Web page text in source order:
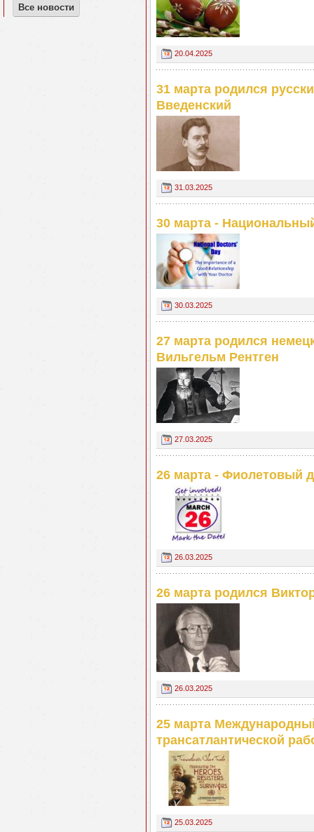
Все новости
20.04.2025
31 марта родился
Введенский
31.03.2025
30 марта -
30.03.2025
27 марта родился
Вильгельм Рентген
27.03.2025
26 марта - Фиолетовый
26.03.2025
26 марта родился
26.03.2025
25 марта
трансатлантической
25.03.2025